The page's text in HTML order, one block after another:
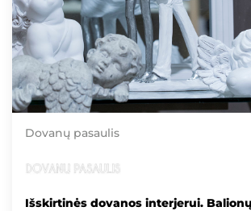
Dovanų pasaulis
Išskirtinės dovanos interjerui.